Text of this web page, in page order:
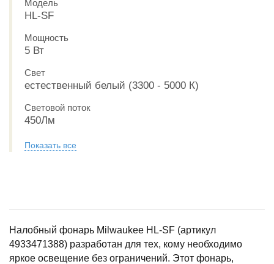
Модель
HL-SF
Мощность
5 Вт
Свет
естественный белый (3300 - 5000 К)
Световой поток
450Лм
Показать все
Налобный фонарь Milwaukee HL-SF (артикул
4933471388) разработан для тех, кому необходимо
яркое освещение без ограничений. Этот фонарь,